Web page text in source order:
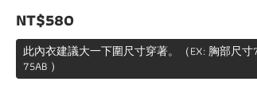
NT$580
此內衣建議大一下圍尺寸穿著。（EX: 胸部尺寸
75AB ）